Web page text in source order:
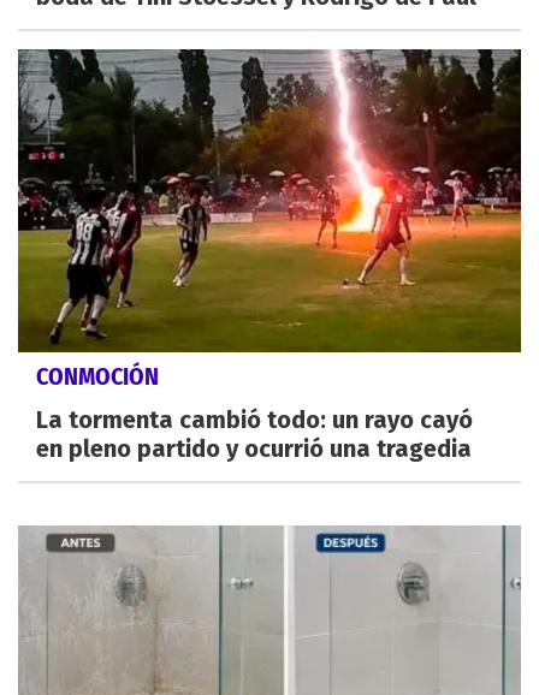
CONMOCIÓN
La tormenta cambió todo: un rayo cayó
en pleno partido y ocurrió una tragedia